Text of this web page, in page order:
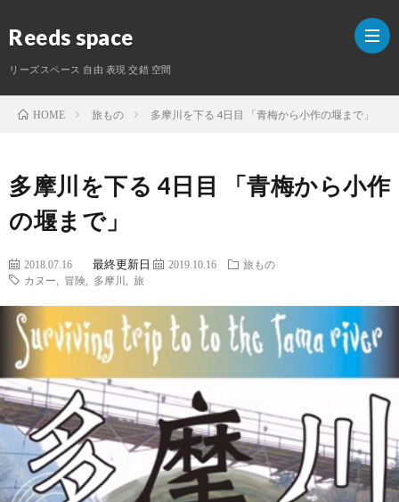
Reeds space
リーズスペース 自由 表現 交錯 空間
ー
ラ
ー
HOME 旅もの 多摩川を下る 4日目 「青梅から小作の堰まで」
多摩川を下る 4日目 「青梅から小作
の堰まで」
2018.07.16 最終更新日 2019.10.16
旅もの
カヌー
冒険 多摩川 旅